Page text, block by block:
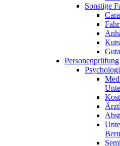
Sonstige
Personenprüfung